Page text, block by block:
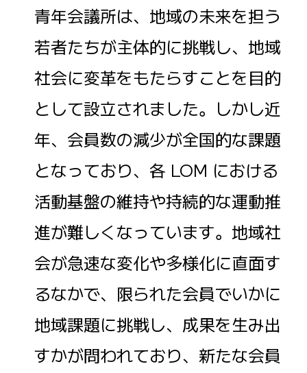
青年会議所は、地域の未来を担う
若者たちが主体的に挑戦し、地域
社会に変革をもたらすことを目的
として設立されました。しかし近
年、会員数の減少が全国的な課題
となっており、各 LOM における
活動基盤の維持や持続的な運動推
進が難しくなっています。地域社
会が急速な変化や多様化に直面す
るなかで、限られた会員でいかに
地域課題に挑戦し、成果を生み出
すかが問われており、新たな会員